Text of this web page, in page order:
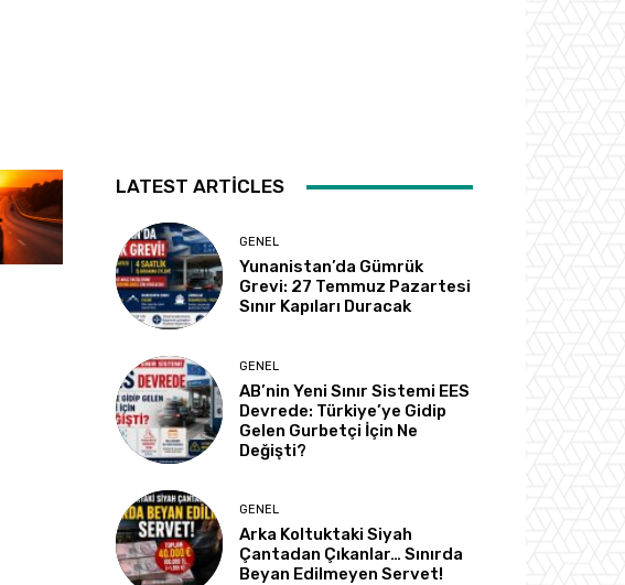
LATEST ARTICLES
GENEL
Yunanistan’da Gümrük
Grevi: 27 Temmuz Pazartesi
Sınır Kapıları Duracak
GENEL
AB’nin Yeni Sınır Sistemi EES
Devrede: Türkiye’ye Gidip
Gelen Gurbetçi İçin Ne
Değişti?
GENEL
Arka Koltuktaki Siyah
Çantadan Çıkanlar… Sınırda
Beyan Edilmeyen Servet!